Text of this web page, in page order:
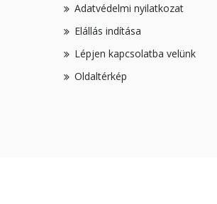
Adatvédelmi nyilatkozat
Elállás indítása
Lépjen kapcsolatba velünk
Oldaltérkép